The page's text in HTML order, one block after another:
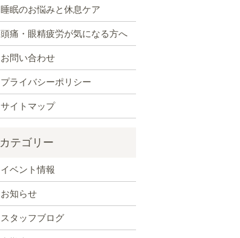
睡眠のお悩みと休息ケア
頭痛・眼精疲労が気になる方へ
お問い合わせ
プライバシーポリシー
サイトマップ
イベント情報
お知らせ
スタッフブログ